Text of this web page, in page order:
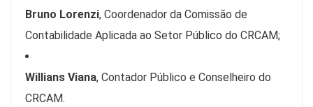
Bruno Lorenzi, Coordenador da Comissão de
Contabilidade Aplicada ao Setor Público do CRCAM;
Willians Viana, Contador Público e Conselheiro do
CRCAM.